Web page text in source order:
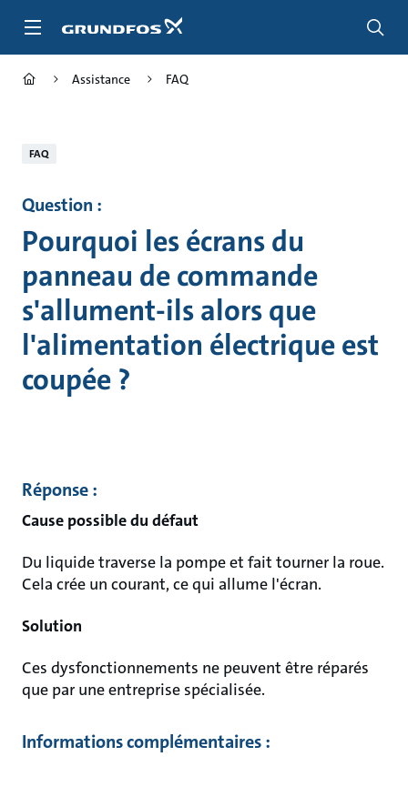
Assistance FAQ
FAQ
Question :
Pourquoi les écrans du
panneau de commande
s'allument-ils alors que
l'alimentation électrique est
coupée ?
Réponse :
Cause possible du défaut
Du liquide traverse la pompe et fait tourner la roue.
Cela crée un courant, ce qui allume l'écran.
Solution
Ces dysfonctionnements ne peuvent être réparés
que par une entreprise spécialisée.
Informations complémentaires :